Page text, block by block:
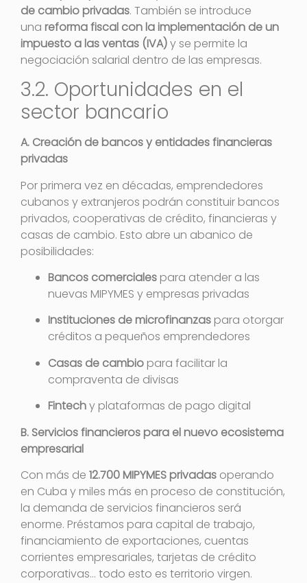
de cambio privadas. También se introduce
una reforma fiscal con la implementación de un
impuesto a las ventas (IVA)y se permite la
negociación salarial dentro de las empresas.
3.2. Oportunidades en el
sector bancario
A. Creación de bancos y entidades financieras
privadas
Por primera vez en décadas, emprendedores
cubanos y extranjeros podrán constituir bancos
privados, cooperativas de crédito, financieras y
casas de cambio. Esto abre un abanico de
posibilidades:
Bancos comerciales para atender a las
nuevas MIPYMES y empresas privadas
Instituciones de microfinanzas para otorgar
créditos a pequeños emprendedores
Casas de cambio para facilitar la
compraventa de divisas
Fintechy plataformas de pago digital
B. Servicios financieros para el nuevo ecosistema
empresarial
Con más de 12.700 MIPYMES privadas operando
en Cuba y miles más en proceso de constitución,
la demanda de servicios financieros será
enorme. Préstamos para capital de trabajo,
financiamiento de exportaciones, cuentas
corrientes empresariales, tarjetas de crédito
corporativas… todo esto es territorio virgen.